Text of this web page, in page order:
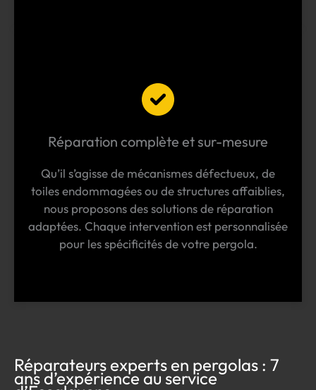
Réparation complète et sur-mesure
Qu’il s’agisse de mécanismes défectueux, de
toiles endommagées ou de structures affaiblies,
nous proposons des solutions de réparation
adaptées. Chaque intervention est personnalisée
pour les spécificités de votre pergola.
Réparateurs experts en pergolas : 7
ans d’expérience au service